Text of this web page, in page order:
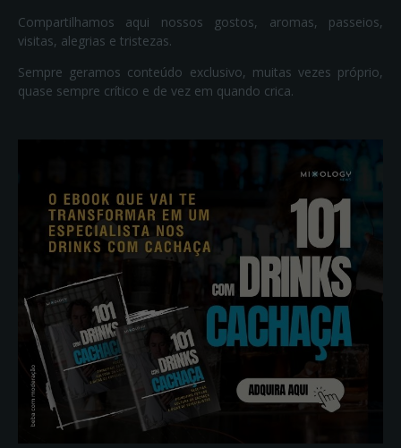
Compartilhamos aqui nossos gostos, aromas, passeios,
visitas, alegrias e tristezas.
Sempre geramos conteúdo exclusivo, muitas vezes próprio,
quase sempre crítico e de vez em quando crica.